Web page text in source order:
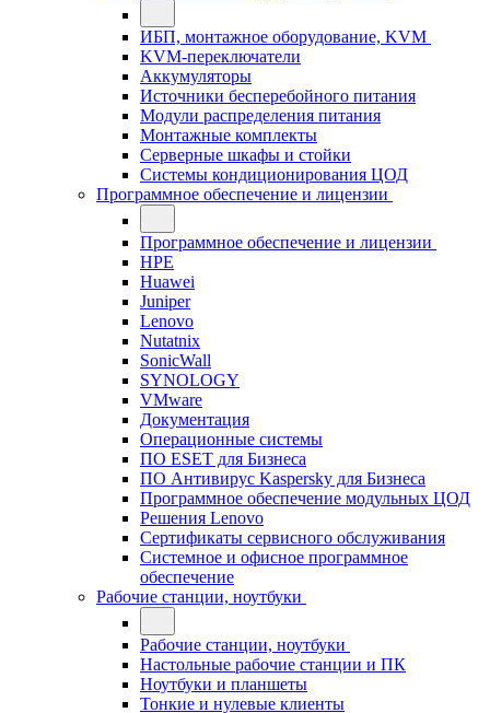
ИБП, монтажное оборудование, KVM
KVM-переключатели
Аккумуляторы
Источники бесперебойного питания
Модули распределения питания
Монтажные комплекты
Серверные шкафы и стойки
Системы кондиционирования ЦОД
Программное обеспечение и лицензии
Программное обеспечение и лицензии
HPE
Huawei
Juniper
Lenovo
Nutatnix
SonicWall
SYNOLOGY
VMware
Документация
Операционные системы
ПО ESET для Бизнеса
ПО Антивирус Kaspersky для Бизнеса
Программное обеспечение модульных ЦОД
Решения Lenovo
Сертификаты сервисного обслуживания
Системное и офисное программное
обеспечение
Рабочие станции, ноутбуки
Рабочие станции, ноутбуки
Настольные рабочие станции и ПК
Ноутбуки и планшеты
Тонкие и нулевые клиенты